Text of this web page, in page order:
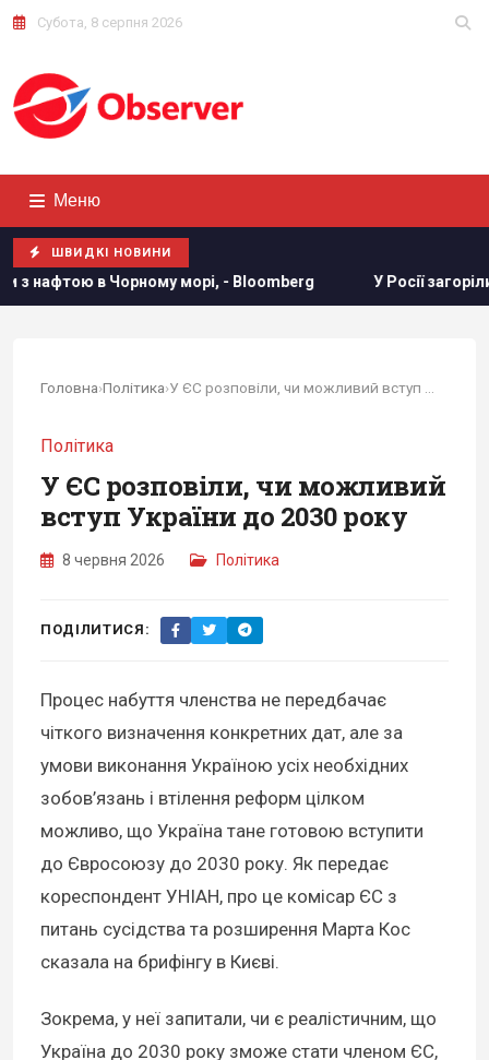
Субота, 8 серпня 2026
Меню
ШВИДКІ НОВИНИ
- Bloomberg У Росії загорілись одразу два великі
Головна›Політика›
Політика
У ЄС розповіли, чи можливий
вступ України до 2030 року
8 червня 2026 Політика
ПОДІЛИТИСЯ:
Процес набуття членства не передбачає
чіткого визначення конкретних дат, але за
умови виконання Україною усіх необхідних
зобов’язань і втілення реформ цілком
можливо, що Україна тане готовою вступити
до Євросоюзу до 2030 року. Як передає
кореспондент УНІАН, про це комісар ЄС з
питань сусідства та розширення Марта Кос
сказала на брифінгу в Києві.
Зокрема, у неї запитали, чи є реалістичним, що
Україна до 2030 року зможе стати членом ЄС,